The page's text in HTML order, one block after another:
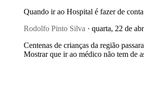
Quando ir ao Hospital é fazer de conta
Rodolfo Pinto Silva · quarta, 22 de
Centenas de crianças da região
Mostrar que ir ao médico não tem de